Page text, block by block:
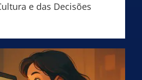
e das Decisões